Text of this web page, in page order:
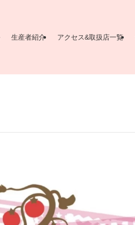
生産者紹介 アクセス&取扱店一覧